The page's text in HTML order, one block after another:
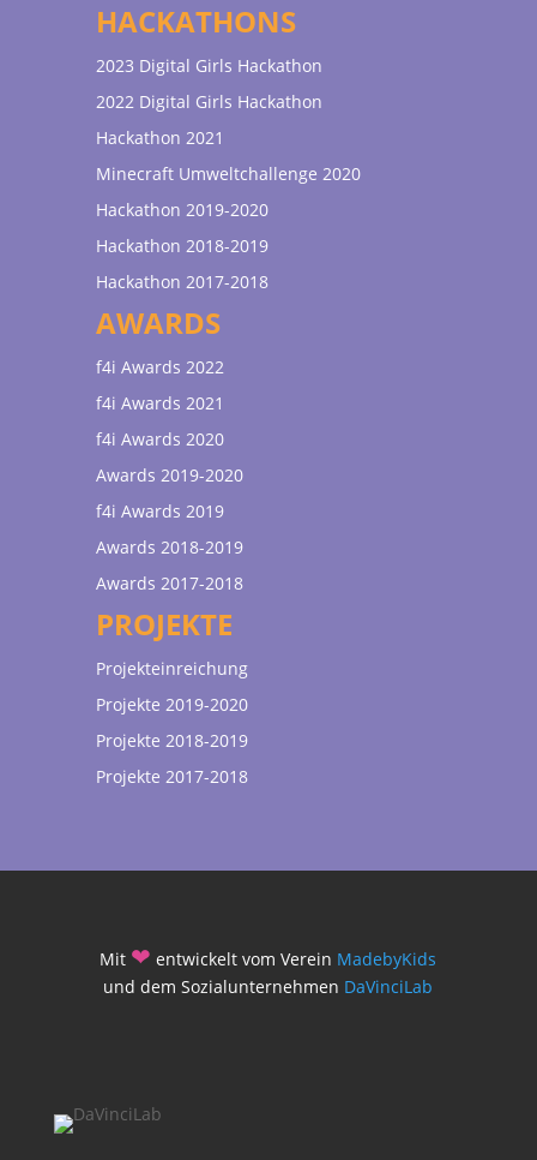
HACKATHONS
2023 Digital Girls Hackathon
2022 Digital Girls Hackathon
Hackathon 2021
Minecraft Umweltchallenge 2020
Hackathon 2019-2020
Hackathon 2018-2019
Hackathon 2017-2018
AWARDS
f4i Awards 2022
f4i Awards 2021
f4i Awards 2020
Awards 2019-2020
f4i Awards 2019
Awards 2018-2019
Awards 2017-2018
PROJEKTE
Projekteinreichung
Projekte 2019-2020
Projekte 2018-2019
Projekte 2017-2018
Mit ❤ entwickelt vom Verein MadebyKids
und dem Sozialunternehmen DaVinciLab